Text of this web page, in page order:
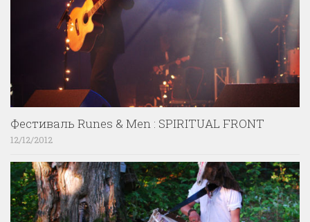
Фестиваль Runes & Men : SPIRITUAL FRONT
12/12/2012